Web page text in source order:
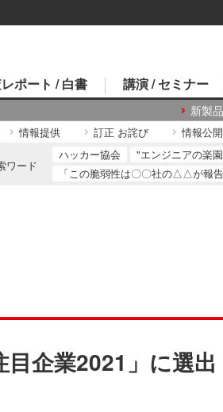
ポート / 白書 講演 / セミナー
新製
情報提供 訂正 お詫び 情報公
ワード
ハッカー協会 "エンジニアの楽
「この脆弱性は〇〇社の△△が報告
企業2021」に選